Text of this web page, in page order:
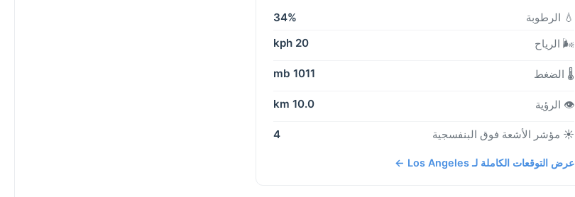
💧 الرطوبة
34%
🌬️ الرياح
20 kph
🌡️ الضغط 1011 mb
👁️ الرؤية 10.0 km
☀️ مؤشر الأشعة فوق البنفسجية 4
عرض التوقعات الكاملة لـ Los Angeles ←